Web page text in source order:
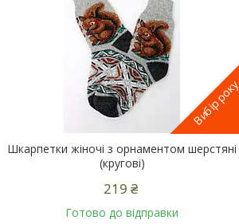
Вибір року
Шкарпетки жіночі з орнаментом шерстяні
(кругові)
219 ₴
Готово до відправки